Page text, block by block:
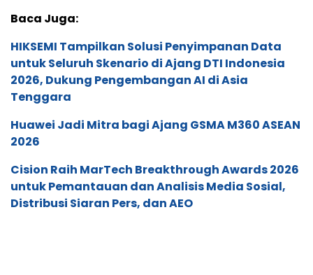
Baca Juga:
HIKSEMI Tampilkan Solusi Penyimpanan Data
untuk Seluruh Skenario di Ajang DTI Indonesia
2026, Dukung Pengembangan AI di Asia
Tenggara
Huawei Jadi Mitra bagi Ajang GSMA M360 ASEAN
2026
Cision Raih MarTech Breakthrough Awards 2026
untuk Pemantauan dan Analisis Media Sosial,
Distribusi Siaran Pers, dan AEO